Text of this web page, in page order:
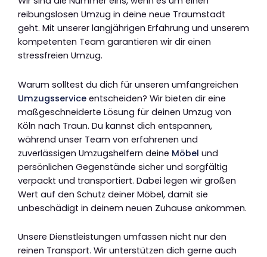
reibungslosen Umzug in deine neue Traumstadt
geht. Mit unserer langjährigen Erfahrung und unserem
kompetenten Team garantieren wir dir einen
stressfreien Umzug.
Warum solltest du dich für unseren umfangreichen
Umzugsservice entscheiden? Wir bieten dir eine
maßgeschneiderte Lösung für deinen Umzug von
Köln nach Traun. Du kannst dich entspannen,
während unser Team von erfahrenen und
zuverlässigen Umzugshelfern deine Möbel und
persönlichen Gegenstände sicher und sorgfältig
verpackt und transportiert. Dabei legen wir großen
Wert auf den Schutz deiner Möbel, damit sie
unbeschädigt in deinem neuen Zuhause ankommen.
Unsere Dienstleistungen umfassen nicht nur den
reinen Transport. Wir unterstützen dich gerne auch